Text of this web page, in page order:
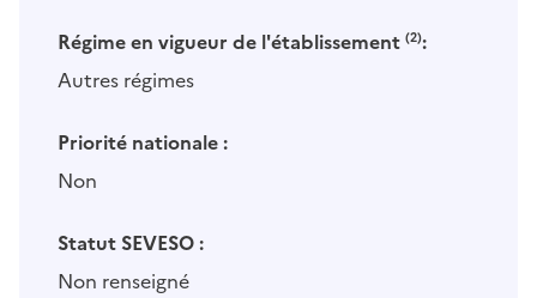
Régime en vigueur de l'établissement (2):
Autres régimes
Priorité nationale :
Non
Statut SEVESO :
Non renseigné